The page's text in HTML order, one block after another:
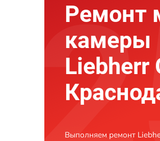
Ремонт
камеры
Liebherr
Выполняем ремонт